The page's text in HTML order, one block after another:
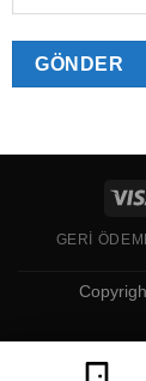
GERI